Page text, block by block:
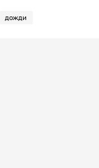
дожди